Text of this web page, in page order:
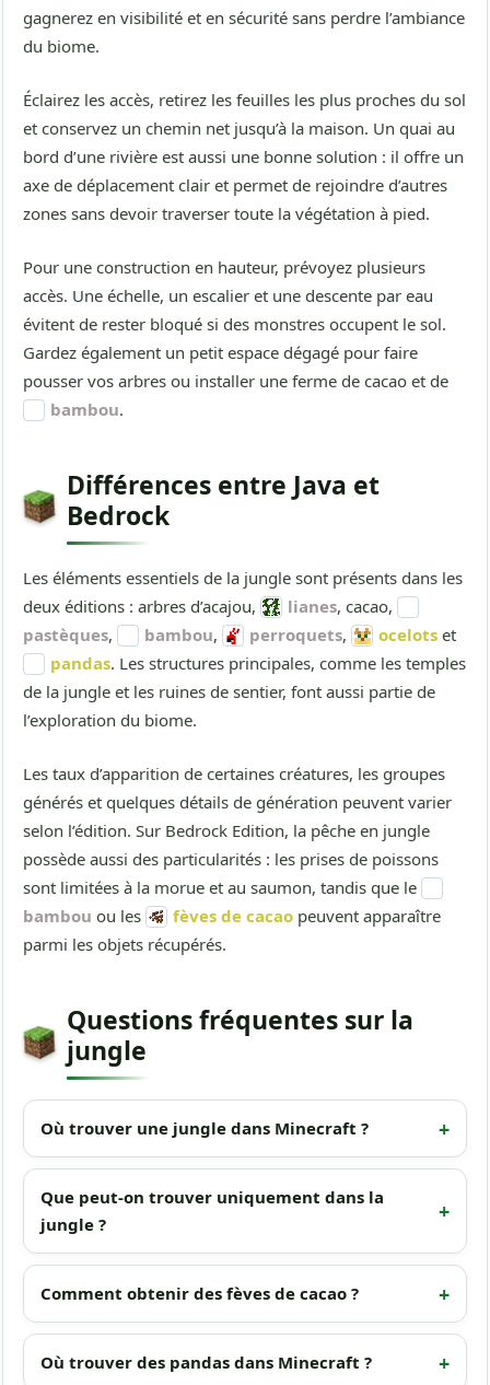
gagnerez en visibilité et en sécurité sans perdre l’ambiance
du biome.
Éclairez les accès, retirez les feuilles les plus proches du sol
et conservez un chemin net jusqu’à la maison. Un quai au
bord d’une rivière est aussi une bonne solution : il offre un
axe de déplacement clair et permet de rejoindre d’autres
zones sans devoir traverser toute la végétation à pied.
Pour une construction en hauteur, prévoyez plusieurs
accès. Une échelle, un escalier et une descente par eau
évitent de rester bloqué si des monstres occupent le sol.
Gardez également un petit espace dégagé pour faire
pousser vos arbres ou installer une ferme de cacao et de
bambou.
Différences entre Java et
Bedrock
Les éléments essentiels de la jungle sont présents dans les
deux éditions : arbres d’acajou,
lianes, cacao,
pastèques, bambou, perroquets, ocelots et
pandas. Les structures principales, comme les temples
de la jungle et les ruines de sentier, font aussi partie de
l’exploration du biome.
Les taux d’apparition de certaines créatures, les groupes
générés et quelques détails de génération peuvent varier
selon l’édition. Sur Bedrock Edition, la pêche en jungle
possède aussi des particularités : les prises de poissons
sont limitées à la morue et au saumon, tandis que le
bambou ou les fèves de cacao peuvent apparaître
parmi les objets récupérés.
Questions fréquentes sur la
jungle
Où trouver une jungle dans Minecraft ?
Que peut-on trouver uniquement dans la
jungle ?
Comment obtenir des fèves de cacao ?
Où trouver des pandas dans Minecraft ?